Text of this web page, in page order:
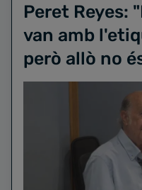
Peret Reyes:
van amb
però allò no